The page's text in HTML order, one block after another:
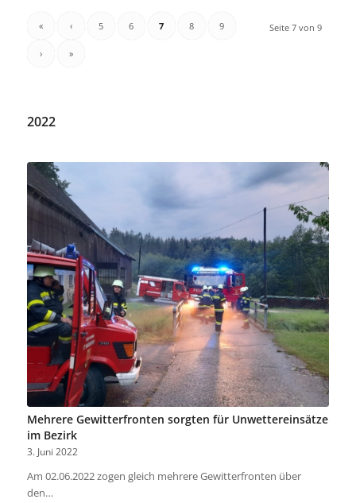
Seite 7 von 9
« ‹ 5 6 7 8 9
› »
2022
Mehrere Gewitterfronten sorgten für Unwettereinsätze
im Bezirk
3. Juni 2022
Am 02.06.2022 zogen gleich mehrere Gewitterfronten über
den…